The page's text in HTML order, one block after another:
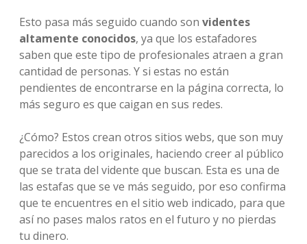
Esto pasa más seguido cuando son videntes
altamente conocidos, ya que los estafadores
saben que este tipo de profesionales atraen a gran
cantidad de personas. Y si estas no están
pendientes de encontrarse en la página correcta, lo
más seguro es que caigan en sus redes.
¿Cómo? Estos crean otros sitios webs, que son muy
parecidos a los originales, haciendo creer al público
que se trata del vidente que buscan. Esta es una de
las estafas que se ve más seguido, por eso confirma
que te encuentres en el sitio web indicado, para que
así no pases malos ratos en el futuro y no pierdas
tu dinero.